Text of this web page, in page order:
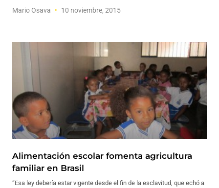
Mario Osava 10 noviembre, 2015
Alimentación escolar fomenta agricultura
familiar en Brasil
“Esa ley debería estar vigente desde el fin de la esclavitud, que echó a